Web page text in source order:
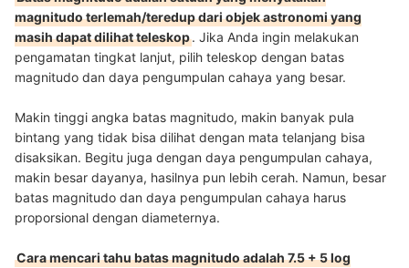
magnitudo terlemah/teredup dari objek astronomi yang
masih dapat dilihat teleskop. Jika Anda ingin melakukan
pengamatan tingkat lanjut, pilih teleskop dengan batas
magnitudo dan daya pengumpulan cahaya yang besar.
Makin tinggi angka batas magnitudo, makin banyak pula
bintang yang tidak bisa dilihat dengan mata telanjang bisa
disaksikan. Begitu juga dengan daya pengumpulan cahaya,
makin besar dayanya, hasilnya pun lebih cerah. Namun, besar
batas magnitudo dan daya pengumpulan cahaya harus
proporsional dengan diameternya.
Cara mencari tahu batas magnitudo adalah 7.5 + 5 log